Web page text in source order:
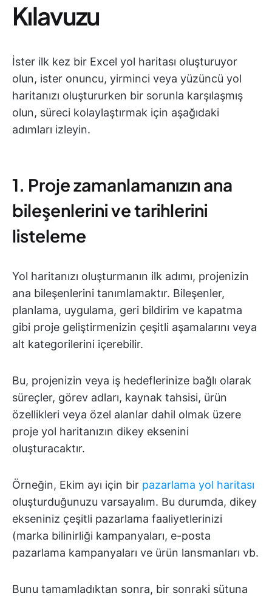
Kılavuzu
İster ilk kez bir Excel yol haritası oluşturuyor
olun, ister onuncu, yirminci veya yüzüncü yol
haritanızı oluştururken bir sorunla karşılaşmış
olun, süreci kolaylaştırmak için aşağıdaki
adımları izleyin.
1. Proje zamanlamanızın ana
bileşenlerini ve tarihlerini
listeleme
Yol haritanızı oluşturmanın ilk adımı, projenizin
ana bileşenlerini tanımlamaktır. Bileşenler,
planlama, uygulama, geri bildirim ve kapatma
gibi proje geliştirmenizin çeşitli aşamalarını veya
alt kategorilerini içerebilir.
Bu, projenizin veya iş hedeflerinize bağlı olarak
süreçler, görev adları, kaynak tahsisi, ürün
özellikleri veya özel alanlar dahil olmak üzere
proje yol haritanızın dikey eksenini
oluşturacaktır.
Örneğin, Ekim ayı için bir pazarlama yol haritası
oluşturduğunuzu varsayalım. Bu durumda, dikey
ekseniniz çeşitli pazarlama faaliyetlerinizi
(marka bilinirliği kampanyaları, e-posta
pazarlama kampanyaları ve ürün lansmanları vb.
Bunu tamamladıktan sonra, bir sonraki sütuna